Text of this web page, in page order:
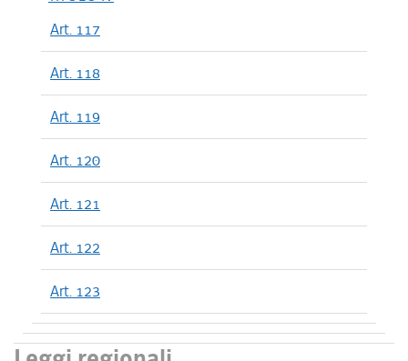
Art. 117
Art. 118
Art. 119
Art. 120
Art. 121
Art. 122
Art. 123